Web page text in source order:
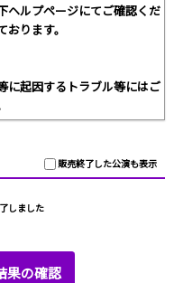
ルプページにてご確認くだ
ります。
起因するトラブル等にはご
販売終了した公演も表示
しました
果の確認